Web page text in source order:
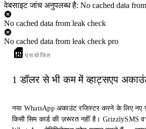
वेबसाइट जांच अनुपलब्ध है: No cached data
No cached data from leak check
No cached data from leak check pro
प्रायोजित
1 डॉलर से भी कम में व्हाट्सएप
नया WhatsApp अकाउंट रजिस्टर करने के लिए
किसी सिम कार्ड की ज़रूरत नहीं है। GrizzlySMS